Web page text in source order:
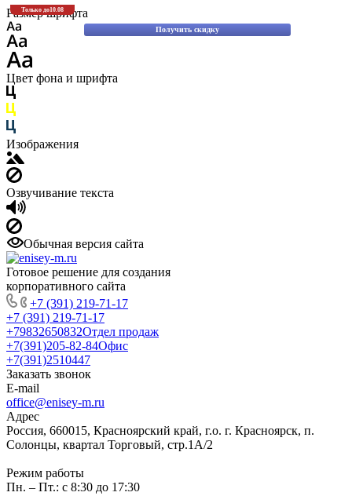
Только до10.08
Получить скидку
Размер шрифта
Цвет фона и шрифта
Изображения
Озвучивание текста
Обычная версия сайта
Готовое решение для создания
корпоративного сайта
+7 (391) 219-71-17
+7 (391) 219-71-17
+79832650832Отдел продаж
+7(391)205-82-84Офис
+7(391)2510447
Заказать звонок
E-mail
office@enisey-m.ru
Адрес
Россия, 660015, Красноярский край, г.о. г. Красноярск, п.
Солонцы, квартал Торговый, стр.1А/2
Режим работы
Пн. – Пт.: c 8:30 до 17:30